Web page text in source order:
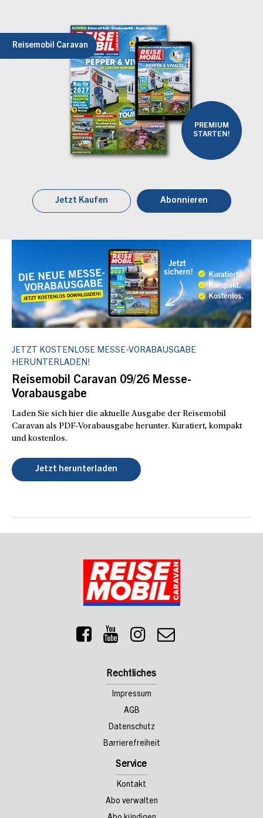
Reisemobil Caravan
PREMIUM
STARTEN!
Jetzt Kaufen Abonnieren
JETZT KOSTENLOSE MESSE-VORABAUSGABE
HERUNTERLADEN!
Reisemobil Caravan 09/26 Messe-
Vorabausgabe
Laden Sie sich hier die aktuelle Ausgabe der Reisemobil
Caravan als PDF-Vorabausgabe herunter. Kuratiert, kompakt
und kostenlos.
Jetzt herunterladen
Rechtliches
Impressum
AGB
Datenschutz
Barrierefreiheit
Service
Kontakt
Abo verwalten